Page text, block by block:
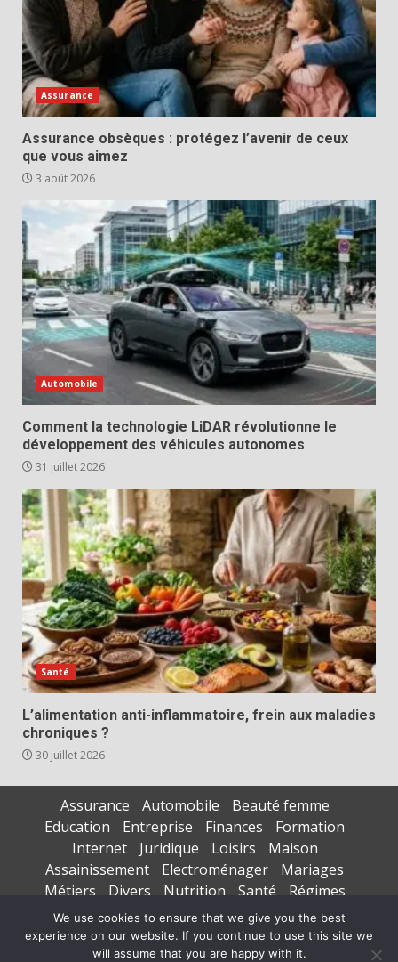
Assurance
Assurance obsèques : protégez l’avenir de ceux
que vous aimez
3 août 2026
Automobile
Comment la technologie LiDAR révolutionne le
développement des véhicules autonomes
31 juillet 2026
Santé
L’alimentation anti-inflammatoire, frein aux maladies
chroniques ?
30 juillet 2026
Assurance Automobile
Beauté femme
Education
Entreprise Finances
Formation
Internet
Juridique Loisirs
Maison
Assainissement
Electroménager
Mariages
Métiers
Divers Nutrition Santé
Régimes
Seniors
Sports
Vacances
Copyright © All rights reserved.|DarkNews
We use cookies to ensure that we give you the best
experience on our website. If you continue to use this site we
will assume that you are happy with it.